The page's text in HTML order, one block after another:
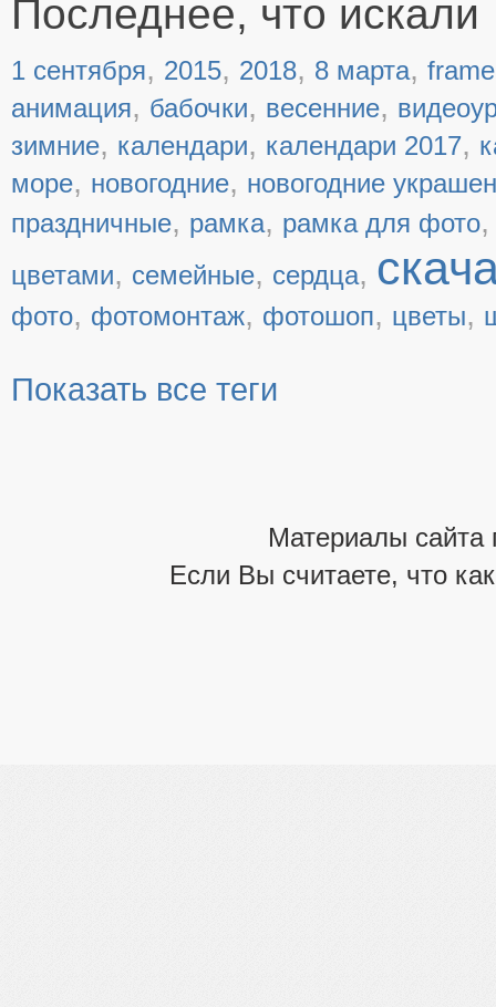
Последнее, что искали
1 сентября, 2015, 2018, 8 марта, frame
анимация, бабочки, весенние,
зимние, календари, календари 2017,
море, новогодние, новогодние
праздничные, рамка, рамка для фото
цветами, семейные, сердца,
фото, фотомонтаж, фотошоп, цветы,
Показать все теги
Материалы сайта
Если Вы считаете, что